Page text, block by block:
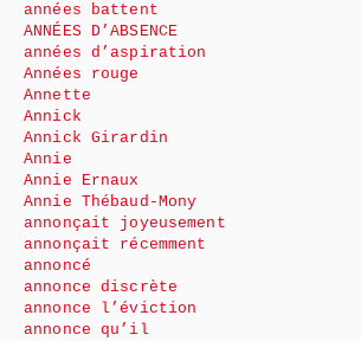
années battent
ANNÉES D’ABSENCE
années d’aspiration
Années rouge
Annette
Annick
Annick Girardin
Annie
Annie Ernaux
Annie Thébaud-Mony
annonçait joyeusement
annonçait récemment
annoncé
annonce discrète
annonce l’éviction
annonce qu’il